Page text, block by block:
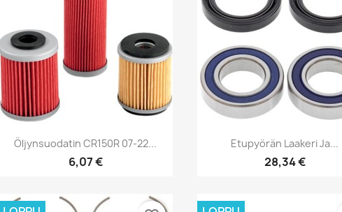
Pikakatselu
Öljynsuodatin CR150R 07-22...
6,07 €
Pikakatselu
Etupyörän Laakeri Ja...
28,34 €